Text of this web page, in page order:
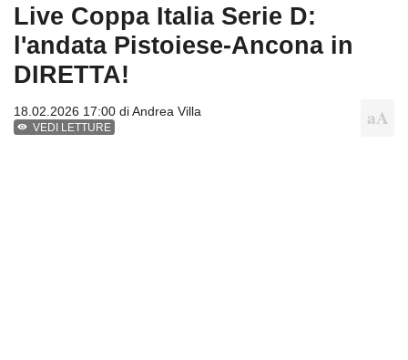
Live Coppa Italia Serie D:
l'andata Pistoiese-Ancona in
DIRETTA!
18.02.2026 17:00 diAndrea Villa
VEDI LETTURE